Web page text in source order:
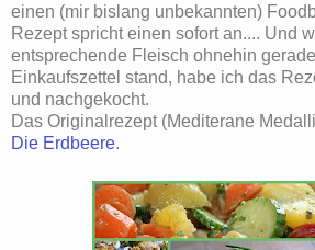
einen (mir bislang unbekannten)
Rezept spricht einen sofort an.... Und
entsprechende Fleisch ohnehin
Einkaufszettel stand, habe ich das
und nachgekocht.
Das Originalrezept (Mediterane
Die Erdbeere.